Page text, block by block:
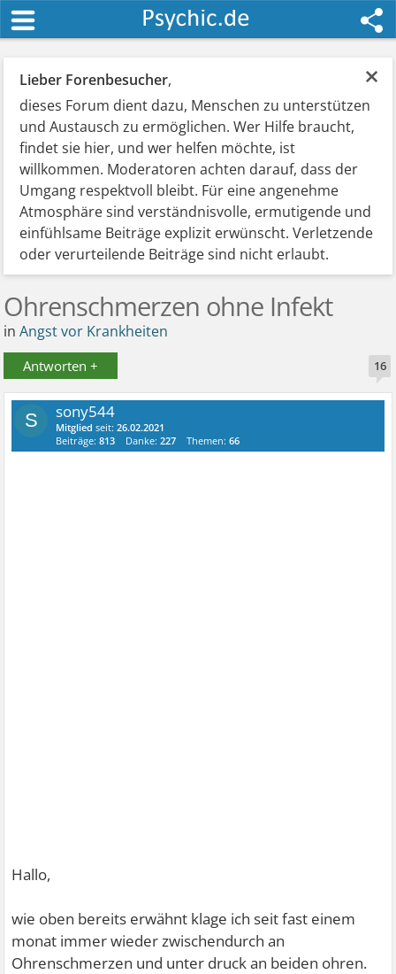
×
Lieber Forenbesucher,
dieses Forum dient dazu, Menschen zu unterstützen
und Austausch zu ermöglichen. Wer Hilfe braucht,
findet sie hier, und wer helfen möchte, ist
willkommen. Moderatoren achten darauf, dass der
Umgang respektvoll bleibt. Für eine angenehme
Atmosphäre sind verständnisvolle, ermutigende und
einfühlsame Beiträge explizit erwünscht. Verletzende
oder verurteilende Beiträge sind nicht erlaubt.
Ohrenschmerzen ohne Infekt
inAngst vor Krankheiten
Antworten + 16
S sony544
Mitglied seit:26.02.2021
Beiträge:813 Danke:227 Themen:66
Hallo,
wie oben bereits erwähnt klage ich seit fast einem
monat immer wieder zwischendurch an
Ohrenschmerzen und unter druck an beiden ohren.